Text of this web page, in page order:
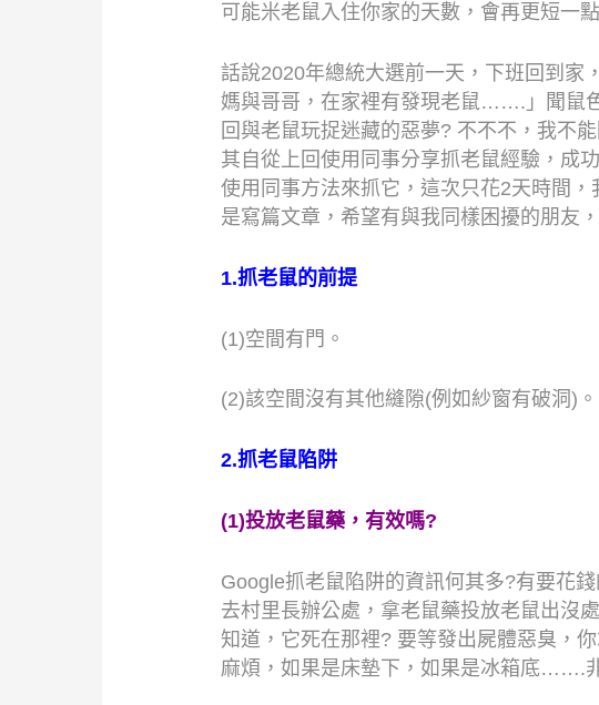
可能米老鼠入住你家的天數，會再更短一
話說2020年總統大選前一天，下班回到家
媽與哥哥，在家裡有發現老鼠……. 」聞鼠
回與老鼠玩捉迷藏的惡夢? 不不不，我不
其自從上回使用同事分享抓老鼠經驗，成
使用同事方法來抓它，這次只花2天時間，
是寫篇文章，希望有與我同樣困擾的朋友
1.抓老鼠的前提
(1)空間有門。
(2)該空間沒有其他縫隙(例如紗窗有破洞) 。
2.抓老鼠陷阱
(1)投放老鼠藥，有效嗎?
Google抓老鼠陷阱的資訊何其多?有要花
去村里長辦公處，拿老鼠藥投放老鼠出沒
知道，它死在那裡? 要等發出屍體惡臭，
麻煩，如果是床墊下，如果是冰箱底…….